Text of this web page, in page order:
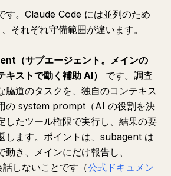
す。Claude Code には並列のため
それぞれ守備範囲が違います。
（サブエージェント。メインの
ストで動く補助 AI）
です。調査
脇道のタスクを、独自のコンテキス
の system prompt（AI の役割を決
したツール権限で実行し、結果の要
します。ポイントは、subagent は
動き、メインにだけ報告し、
しないことです（公式ドキュメン